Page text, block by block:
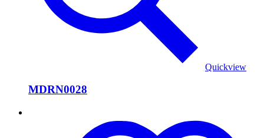
Quickview
MDRN0028